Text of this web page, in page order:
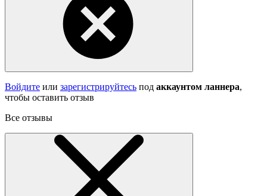
Войдите или зарегистрируйтесь под аккаунтом ланнера,
чтобы оставить отзыв
Все отзывы